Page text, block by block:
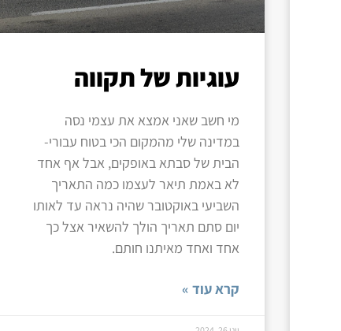
עוגיות של תקווה
מי חשב שאני אמצא את עצמי נסה
במדינה שלי מהמקום הכי בטוח עבורי-
הבית של סבתא באופקים, אבל אף אחד
לא באמת תיאר לעצמו כמה התאריך
השביעי באוקטובר שהיה נראה עד לאותו
יום סתם תאריך הולך להשאיר אצל כך
אחד ואחד מאיתנו חותם.
קרא עוד »